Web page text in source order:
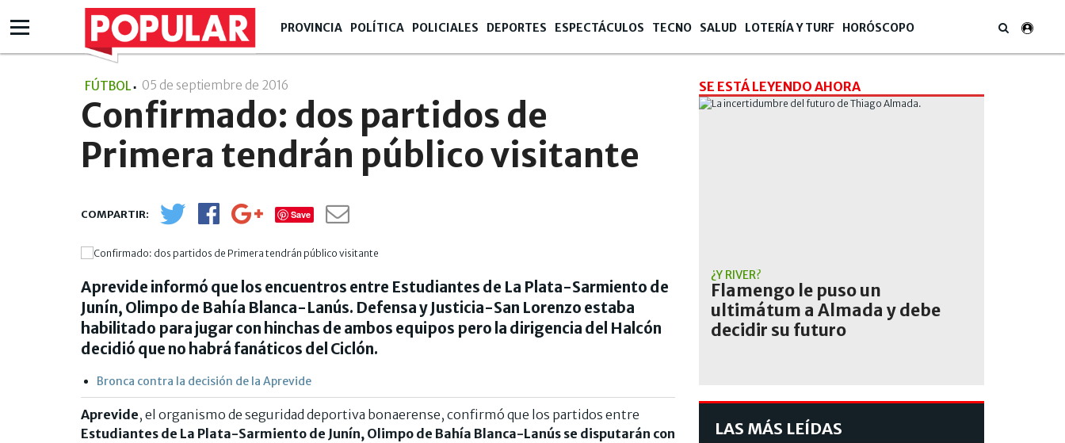
PROVINCIA POLÍTICA POLICIALES DEPORTES ESPECTÁCULOS TECNO SALUD LOTERÍA Y TURF HORÓSCOPO
FÚTBOL 05 de septiembre de 2016
Confirmado: dos partidos de
Primera tendrán público visitante
Save
Aprevide informó que los encuentros entre Estudiantes de La Plata-Sarmiento de
Junín, Olimpo de Bahía Blanca-Lanús. Defensa y Justicia-San Lorenzo estaba
habilitado para jugar con hinchas de ambos equipos pero la dirigencia del Halcón
decidió que no habrá fanáticos del Ciclón.
Bronca contra la decisión de la Aprevide
Aprevide, el organismo de seguridad deportiva bonaerense, confirmó que los partidos entre
Estudiantes de La Plata-Sarmiento de Junín, Olimpo de Bahía Blanca-Lanús se disputarán con
SE ESTÁ LEYENDO AHORA
¿Y RIVER?
Flamengo le puso un
ultimátum a Almada y debe
decidir su futuro
LAS MÁS LEÍDAS